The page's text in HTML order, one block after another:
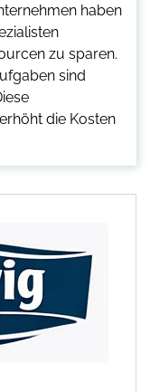
haben
zu sparen.
sind
die Kosten